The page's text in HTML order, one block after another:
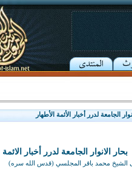
الجامعة لدرر أخبار الأئمة الأطهار
بحار الانوار الجامعة لدرر أخبار الائمة
الشيخ محمد باقر المجلسي (قدس الله سره)